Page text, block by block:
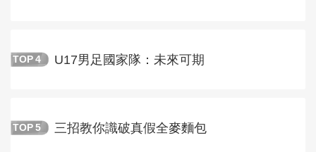
TOP 4 U17男足國家隊：未來可期
TOP 5 三招教你識破真假全麥麵包